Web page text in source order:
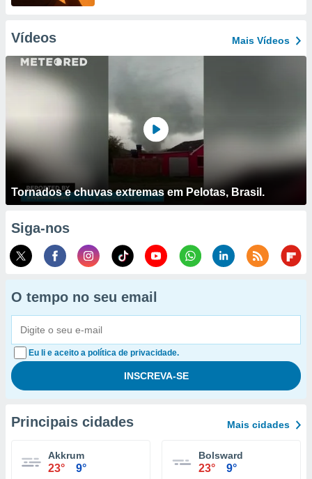
Vídeos Mais Vídeos
Tornados e chuvas extremas em Pelotas, Brasil.
Siga-nos
O tempo no seu email
Eu li e aceito a política de privacidade.
Principais cidades Mais cidades
Akkrum
23° 9°
Bolsward
23° 9°